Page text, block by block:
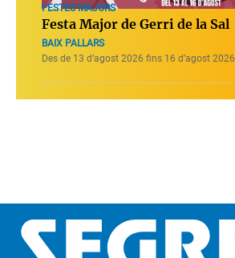
FESTES MAJORS
Festa Major de Gerri de la Sal
BAIX PALLARS
Des de 13 d’agost 2026 fins 16 d’agost 2026